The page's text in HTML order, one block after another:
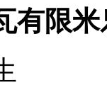
有限